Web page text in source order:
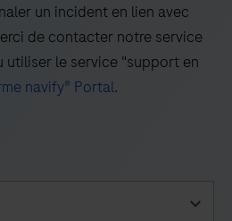
43
44
47
51
52
un incident en lien avec
de contacter notre service
utiliser le service "support en
navify® Portal.